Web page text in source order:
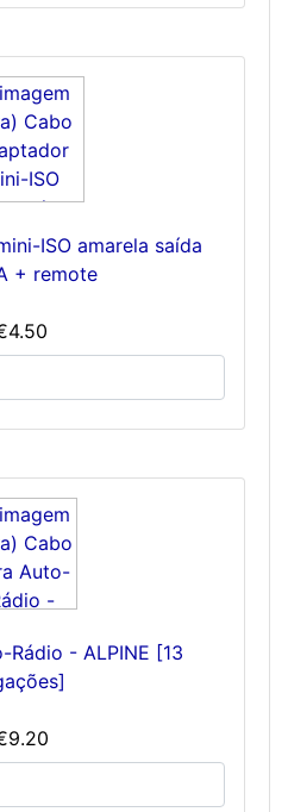
ISO amarela saída
+ remote
Rádio - ALPINE [13